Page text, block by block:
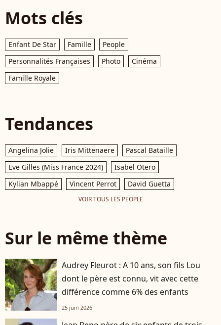
Mots clés
Enfant De Star Famille
People
Personnalités Françaises
Photo
Cinéma
Famille Royale
Tendances
Angelina Jolie Iris Mittenaere
Pascal Bataille
Eve Gilles (Miss France 2024)
Isabel Otero
Kylian Mbappé
Vincent Perrot David Guetta
VOIR TOUS LES PEOPLE
Sur le même thème
Audrey Fleurot : A 10 ans, son fils Lou
dont le père est connu, vit avec cette
différence comme 6% des enfants
25 juin 2026